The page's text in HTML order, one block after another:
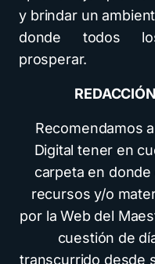
y brindar un
donde todos
prosperar.
Recomendamos
Digital tener en
carpeta en
recursos y/o
por la Web del
cuestión de
transcurrido desde